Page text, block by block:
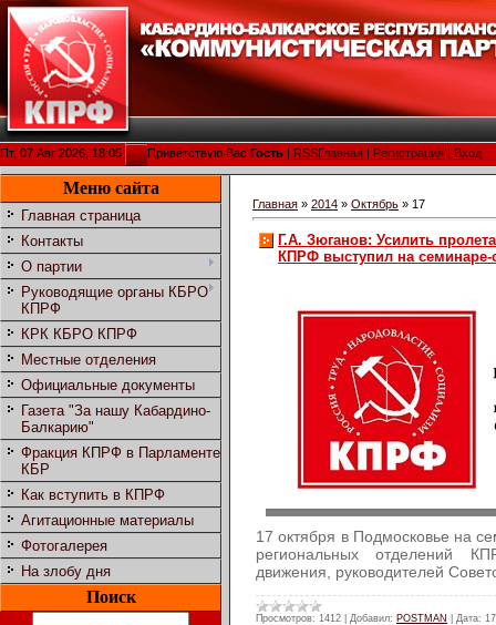
Пт, 07 Авг 2026, 18:05 Приветствую Вас Гость RSSГлавная Регистрация Вход
Меню сайта
Главная страница
Контакты
О партии
Руководящие органы КБРО
КПРФ
КРК КБРО КПРФ
Местные отделения
Официальные документы
Газета "За нашу Кабардино-
Балкарию"
Фракция КПРФ в Парламенте
КБР
Как вступить в КПРФ
Агитационные материалы
Фотогалерея
На злобу дня
Поиск
Главная » 2014 » Октябрь » 17
Г.А. Зюганов: Усилить
КПРФ выступил на семинаре-
17 октября в Подмосковье на
региональных отделений
движения, руководителей
Просмотров: 1412 Добавил: POSTMAN Дата: